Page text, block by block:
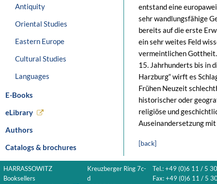
Antiquity
Oriental Studies
Eastern Europe
Cultural Studies
Languages
E-Books
eLibrary
Authors
Catalogs & brochures
entstand eine
sehr wandlungsfähige
bereits auf die erste
ein sehr weites Feld
vermeintlichen Gottheit.
15. Jahrhunderts bis in
Harzburg“ wirft es
Frühen Neuzeit
historischer oder
religiöse und
Auseinandersetzung
[back]
HARRASSOWITZ
Booksellers
Kreuzberger Ring 7c-
d
Tel.: +49 (0)6 11 / 5
Fax: +49 (0)6 11 / 5